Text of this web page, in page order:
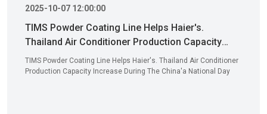
2025-10-07 12:00:00
TIMS Powder Coating Line Helps Haier's.
Thailand Air Conditioner Production Capacity
Increase During The China'a National Day Holiday
TIMS Powder Coating Line Helps Haier's. Thailand Air Conditioner
Production Capacity Increase During The China'a National Day